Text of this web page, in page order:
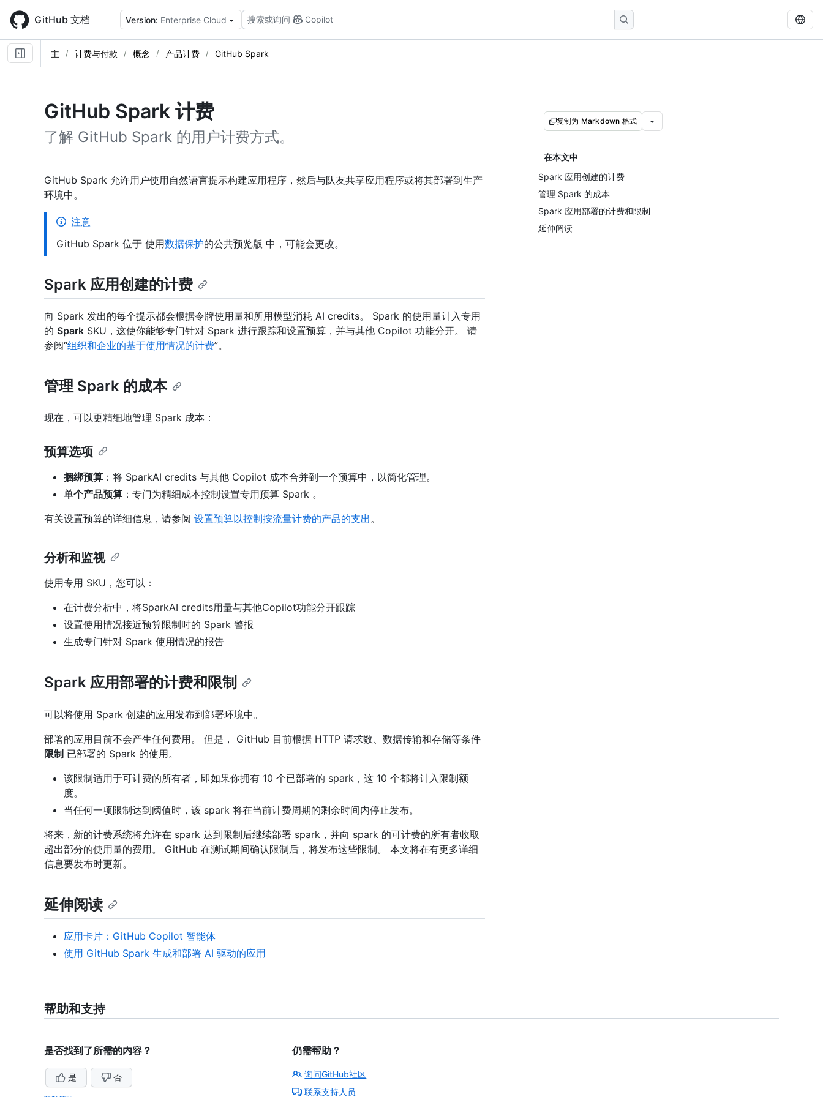
main
content
GitHub 文档 Version: Enterprise Cloud 搜索或询问 Copilot
主 计费与付款 概念 产品计费 GitHub Spark
GitHub Spark 计费
了解 GitHub Spark 的用户计费方式。
复制为 Markdown 格式
在本文中
Spark 应用创建的计费
管理 Spark 的成本
Spark 应用部署的计费和限制
延伸阅读
GitHub Spark 允许用户使用自然语言提示构建应用程序，然后与队友共享应用程序或将其部署到生产
环境中。
注意
GitHub Spark 位于 使用数据保护的公共预览版 中，可能会更改。
Spark 应用创建的计费
向 Spark 发出的每个提示都会根据令牌使用量和所用模型消耗 AI credits。 Spark 的使用量计入专用
的 Spark SKU，这使你能够专门针对 Spark 进行跟踪和设置预算，并与其他 Copilot 功能分开。 请
参阅“组织和企业的基于使用情况的计费”。
管理 Spark 的成本
现在，可以更精细地管理 Spark 成本：
预算选项
捆绑预算 ：将 SparkAI credits 与其他 Copilot 成本合并到一个预算中，以简化管理。
单个产品预算 ：专门为精细成本控制设置专用预算 Spark 。
有关设置预算的详细信息，请参阅 设置预算以控制按流量计费的产品的支出。
分析和监视
使用专用 SKU，您可以：
在计费分析中，将SparkAI credits用量与其他Copilot功能分开跟踪
设置使用情况接近预算限制时的 Spark 警报
生成专门针对 Spark 使用情况的报告
Spark 应用部署的计费和限制
可以将使用 Spark 创建的应用发布到部署环境中。
部署的应用目前不会产生任何费用。 但是， GitHub 目前根据 HTTP 请求数、数据传输和存储等条件
限制 已部署的 Spark 的使用。
该限制适用于可计费的所有者，即如果你拥有 10 个已部署的 spark，这 10 个都将计入限制额
度。
当任何一项限制达到阈值时，该 spark 将在当前计费周期的剩余时间内停止发布。
将来，新的计费系统将允许在 spark 达到限制后继续部署 spark，并向 spark 的可计费的所有者收取
超出部分的使用量的费用。 GitHub 在测试期间确认限制后，将发布这些限制。 本文将在有更多详细
信息要发布时更新。
延伸阅读
应用卡片：GitHub Copilot 智能体
使用 GitHub Spark 生成和部署 AI 驱动的应用
帮助和支持
是否找到了所需的内容？
是 否
仍需帮助？
询问GitHub社区
联系支持人员